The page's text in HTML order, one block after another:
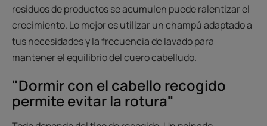
residuos de productos se acumulen puede ralentizar el
crecimiento. Lo mejor es utilizar un champú adaptado a
tus necesidades y la frecuencia de lavado para
mantener el equilibrio del cuero cabelludo.
"Dormir con el cabello recogido
permite evitar la rotura"